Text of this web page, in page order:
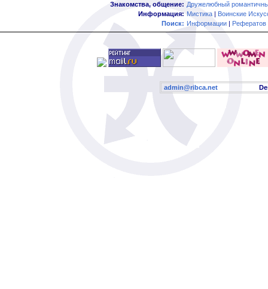
Знакомства, общение: Дружелюбный
Информация: Мистика | Воинские
Поиск: Информации | Рефератов
admin@ribca.net